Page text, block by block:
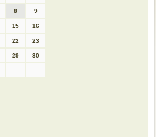
8 9
15 16
22 23
29 30